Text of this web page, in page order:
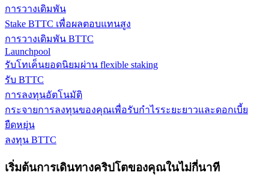
ได้รับ
การวางเดิมพัน
Stake BTTC เพื่อผลตอบแทนสูง
การวางเดิมพัน BTTC
Launchpool
รับโทเค็นยอดนิยมผ่าน flexible staking
รับ BTTC
การลงทุนอัตโนมัติ
กระจายการลงทุนของคุณเพื่อรับกำไรระยะยาวและดอกเบี้ย
ยืดหยุ่น
ลงทุน BTTC
เริ่มต้นการเดินทางคริปโตของคุณในไม่กี่นาที